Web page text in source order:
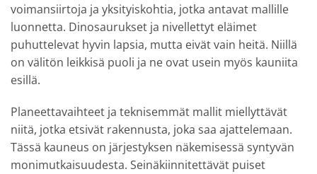
voimansiirtoja ja yksityiskohtia, jotka antavat mallille
luonnetta. Dinosaurukset ja nivellettyt eläimet
puhuttelevat hyvin lapsia, mutta eivät vain heitä. Niillä
on välitön leikkisä puoli ja ne ovat usein myös kauniita
esillä.
Planeettavaihteet ja teknisemmät mallit miellyttävät
niitä, jotka etsivät rakennusta, joka saa ajattelemaan.
Tässä kauneus on järjestyksen näkemisessä syntyvän
monimutkaisuudesta. Seinäkiinnitettävät puiset